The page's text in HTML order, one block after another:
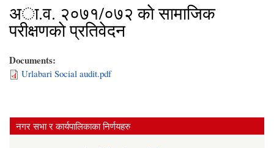
अा‍.व. २०७१/०७२ काे सामाजिक
परीक्षणकाे प्रतिवेदन
Documents:
Urlabari Social audit.pdf
नगर सभा र कार्यपालिकाका निर्णयहरु